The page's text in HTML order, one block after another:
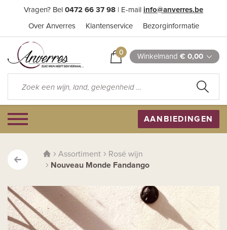
Vragen? Bel 0472 66 37 98 | E-mail info@anverres.be
Over Anverres Klantenservice Bezorginformatie
0 Winkelmand € 0,00
AANBIEDINGEN
Assortiment
Rosé wijn
Nouveau Monde Fandango